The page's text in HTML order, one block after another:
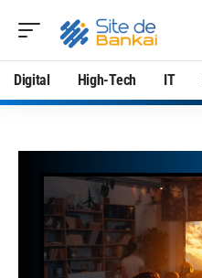
Digital High-Tech IT